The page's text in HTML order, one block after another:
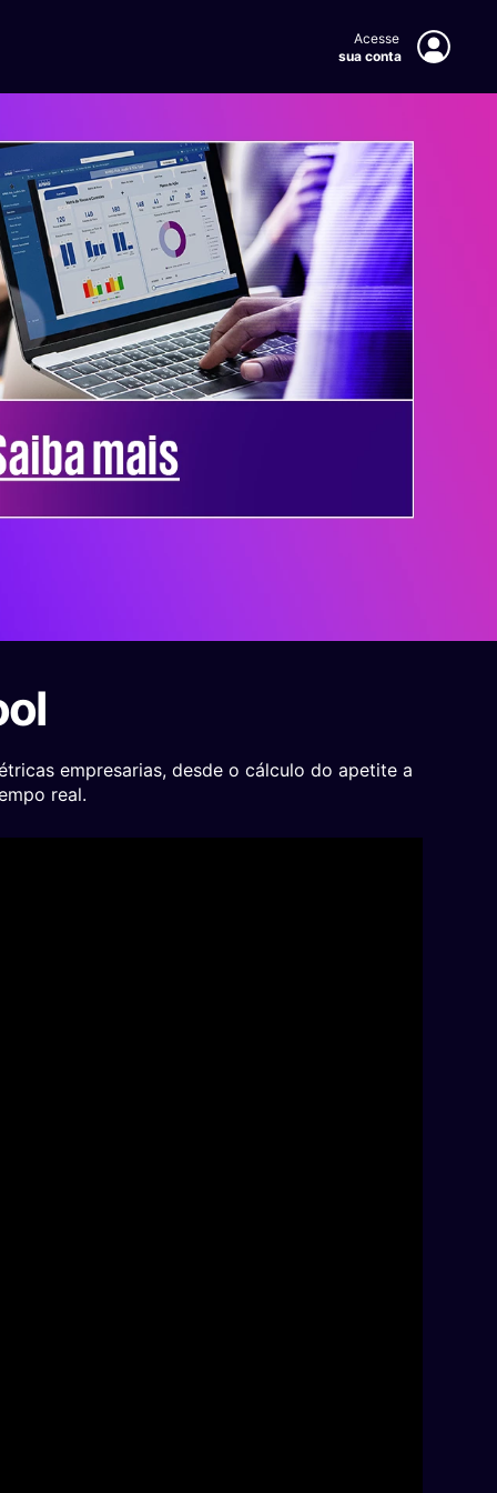
sua conta
empresarias, desde o cálculo do apetite a
real.